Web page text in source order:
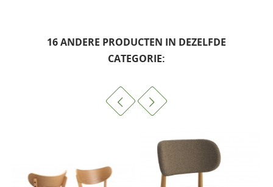
16 ANDERE PRODUCTEN IN DEZELFDE
CATEGORIE: